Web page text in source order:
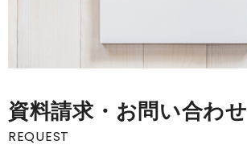
資料請求・お問い合わせ
REQUEST